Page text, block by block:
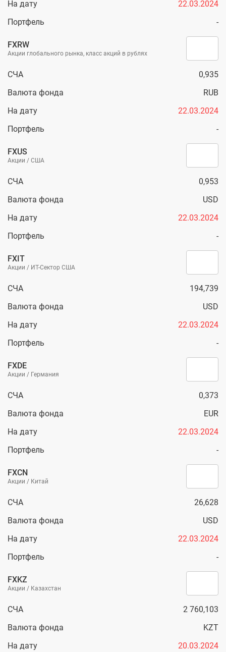
На дату
22.03.2024
Портфель
-
FXRW
Акции глобального рынка, класс акций в рублях
СЧА
0,935
Валюта фонда
RUB
На дату
22.03.2024
Портфель
-
FXUS
Акции / США
СЧА
0,953
Валюта фонда
USD
На дату
22.03.2024
Портфель
-
FXIT
Акции / ИТ-Сектор США
СЧА
194,739
Валюта фонда
USD
На дату
22.03.2024
Портфель
-
FXDE
Акции / Германия
СЧА
0,373
Валюта фонда
EUR
На дату
22.03.2024
Портфель
-
FXCN
Акции / Китай
СЧА
26,628
Валюта фонда
USD
На дату
22.03.2024
Портфель
-
FXKZ
Акции / Казахстан
СЧА
2 760,103
Валюта фонда
KZT
На дату
20.03.2024